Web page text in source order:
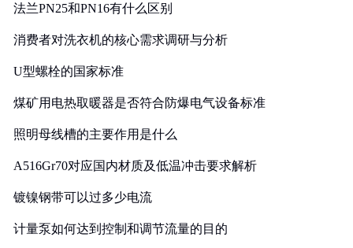
法兰PN25和PN16有什么区别
消费者对洗衣机的核心需求调研与分析
U型螺栓的国家标准
煤矿用电热取暖器是否符合防爆电气设备标准
照明母线槽的主要作用是什么
A516Gr70对应国内材质及低温冲击要求解析
镀镍钢带可以过多少电流
计量泵如何达到控制和调节流量的目的